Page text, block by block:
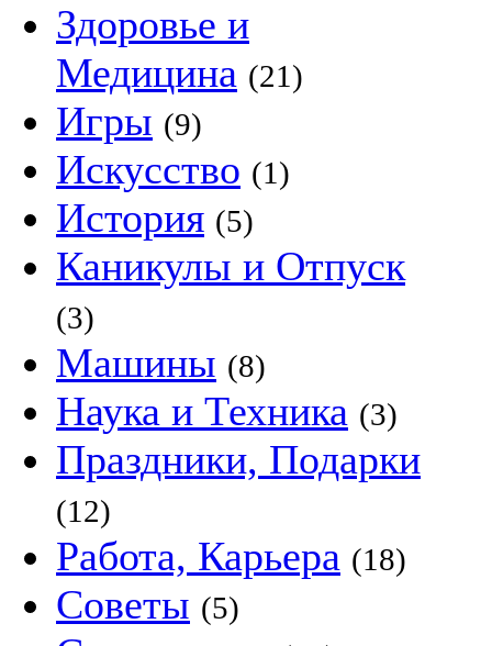
Здоровье и
Медицина (21)
Игры (9)
Искусство (1)
История (5)
Каникулы и Отпуск
(3)
Машины (8)
Наука и Техника (3)
Праздники, Подарки
(12)
Работа, Карьера (18)
Советы (5)